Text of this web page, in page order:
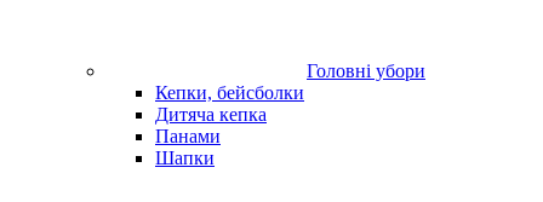
Головні убори
Кепки, бейсболки
Дитяча кепка
Панами
Шапки